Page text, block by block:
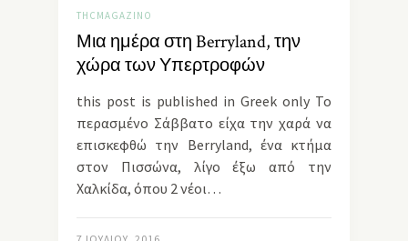
THCMAGAZINO
Μια ημέρα στη Berryland, την
χώρα των Υπερτροφών
this post is published in Greek only Το
περασμένο Σάββατο είχα την χαρά να
επισκεφθώ την Berryland, ένα κτήμα
στον Πισσώνα, λίγο έξω από την
Χαλκίδα, όπου 2 νέοι…